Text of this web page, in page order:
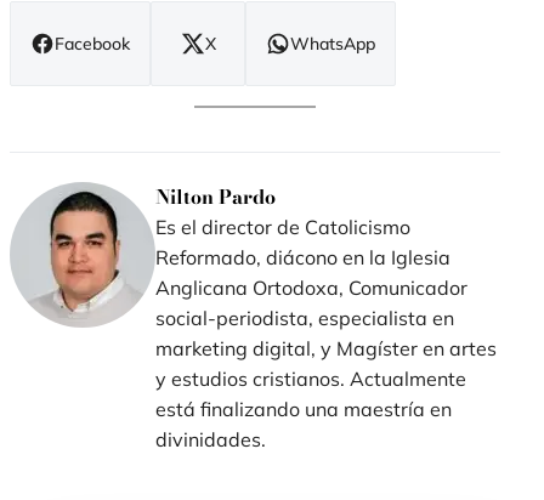
Facebook
(se
X
(se
en
WhatsApp
(se
Nilton Pardo
Es el director de Catolicismo
Reformado, diácono en la Iglesia
Anglicana Ortodoxa, Comunicador
social-periodista, especialista en
marketing digital, y Magíster en artes
y estudios cristianos. Actualmente
está finalizando una maestría en
divinidades.